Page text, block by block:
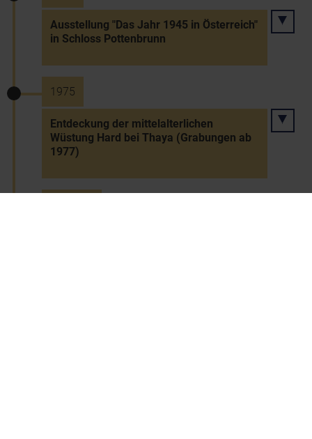
Ausstellung "Das Jahr 1945 in Österreich"
in Schloss Pottenbrunn
1975
Entdeckung der mittelalterlichen
Wüstung Hard bei Thaya (Grabungen ab
1977)